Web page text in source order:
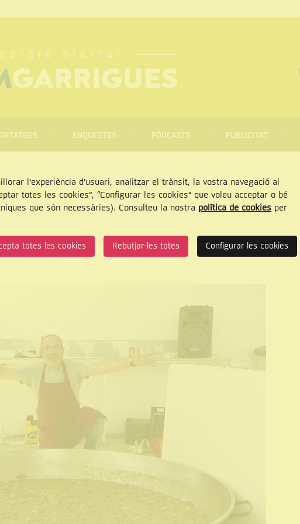
ENQUESTES PÒDCASTS PUBLICITAT
l’experiència d’usuari, analitzar el trànsit, la vostra navegació al
totes les cookies”, “Configurar les cookies” que voleu acceptar o bé
que són necessàries). Consulteu la nostra política de cookiesper
totes les cookies Rebutjar-les totes Configurar les cookies